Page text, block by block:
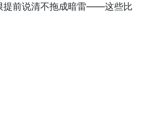
提前说清不拖成暗雷——这些比